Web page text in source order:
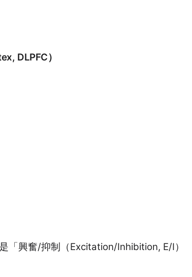
DLPFC）
「興奮/抑制（Excitation/Inhibition, E/I）